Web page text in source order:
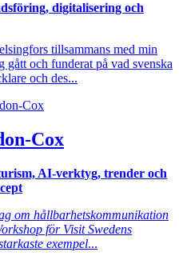
digitalisering och
tillsammans med min
gått och funderat på vad svenska
och des...
Cox
AI-verktyg, trender och
om hållbarhetskommunikation
för Visit Swedens
exempel...